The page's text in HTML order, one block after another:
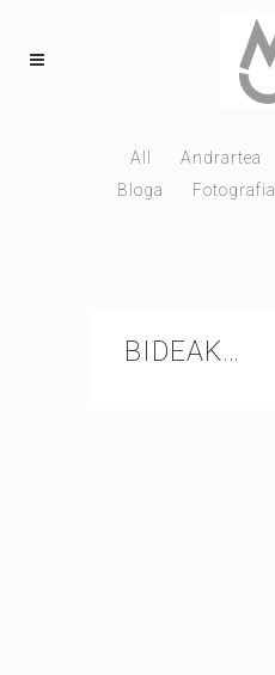
All Andrartea
Bloga
Fotografia
BIDEAK…